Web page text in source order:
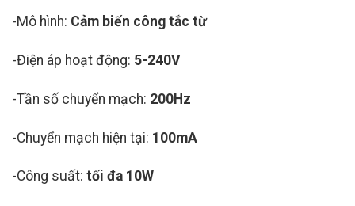
-Mô hình: Cảm biến công tắc từ
-Điện áp hoạt động: 5-240V
-Tần số chuyển mạch: 200Hz
-Chuyển mạch hiện tại: 100mA
-Công suất: tối đa 10W